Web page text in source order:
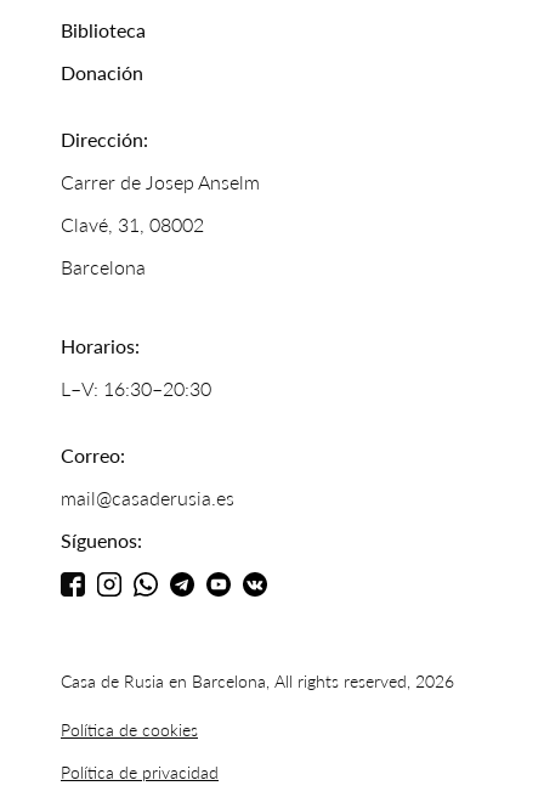
Biblioteca
Donación
Dirección:
Carrer de Josep Anselm
Clavé, 31, 08002
Barcelona
Horarios:
L–V: 16:30–20:30
Correo:
mail@casaderusia.es
Síguenos:
Casa de Rusia en Barcelona, All rights reserved, 2026
Política de cookies
Política de privacidad